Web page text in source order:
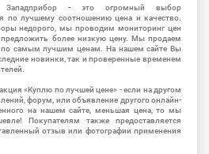
Западприбор - это огромный выбор
по лучшему соотношению цена и качество.
недорого, мы проводим мониторинг цен
предложить более низкую цену. Мы продаем
по самым лучшим ценам. На нашем сайте Вы
новинки, так и проверенные временем
«Куплю по лучшей цене» - если на другом
форум, или объявление другого онлайн-
на нашем сайте, меньшая цена, то мы
Покупателям также предоставляется
отзыв или фотографии применения